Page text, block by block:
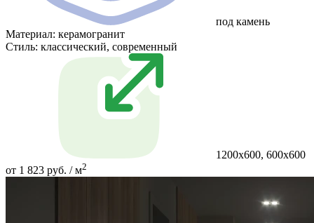
под камень
Материал: керамогранит
Стиль: классический, современный
1200х600, 600х600
от 1 823 руб. / м2